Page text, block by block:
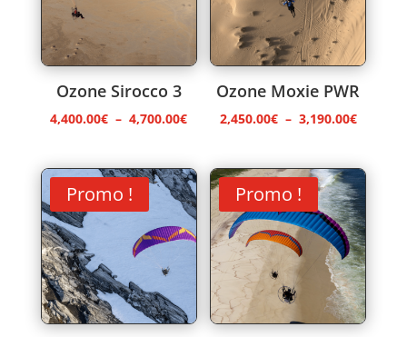
Ozone Sirocco 3
4,400.00€ – 4,700.00€Plage
prix :
4,400.00€
à
4,700.00€
Ozone Moxie PWR
2,450.00€ – 3,190.00€Plage
prix :
à
Promo ! Promo !